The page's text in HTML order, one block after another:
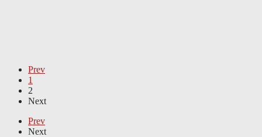
Prev
1
2
Next
Prev
Next